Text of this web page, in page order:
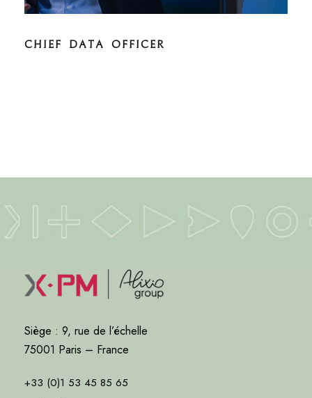
CHIEF DATA OFFICER
Siège : 9, rue de l’échelle
75001 Paris – France
+33 (0)1 53 45 85 65